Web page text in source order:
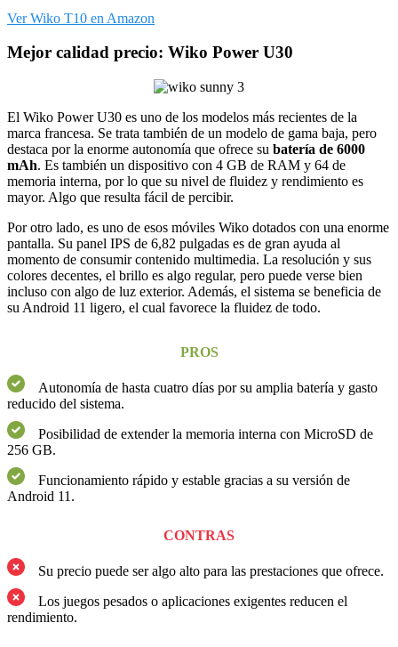
Ver Wiko T10 en Amazon
Mejor calidad precio: Wiko Power U30
El Wiko Power U30 es uno de los modelos más recientes de la
marca francesa. Se trata también de un modelo de gama baja, pero
destaca por la enorme autonomía que ofrece su batería de 6000
mAh. Es también un dispositivo con 4 GB de RAM y 64 de
memoria interna, por lo que su nivel de fluidez y rendimiento es
mayor. Algo que resulta fácil de percibir.
Por otro lado, es uno de esos móviles Wiko dotados con una enorme
pantalla. Su panel IPS de 6,82 pulgadas es de gran ayuda al
momento de consumir contenido multimedia. La resolución y sus
colores decentes, el brillo es algo regular, pero puede verse bien
incluso con algo de luz exterior. Además, el sistema se beneficia de
su Android 11 ligero, el cual favorece la fluidez de todo.
PROS
Autonomía de hasta cuatro días por su amplia batería y gasto
reducido del sistema.
Posibilidad de extender la memoria interna con MicroSD de
256 GB.
Funcionamiento rápido y estable gracias a su versión de
Android 11.
CONTRAS
Su precio puede ser algo alto para las prestaciones que ofrece.
Los juegos pesados o aplicaciones exigentes reducen el
rendimiento.